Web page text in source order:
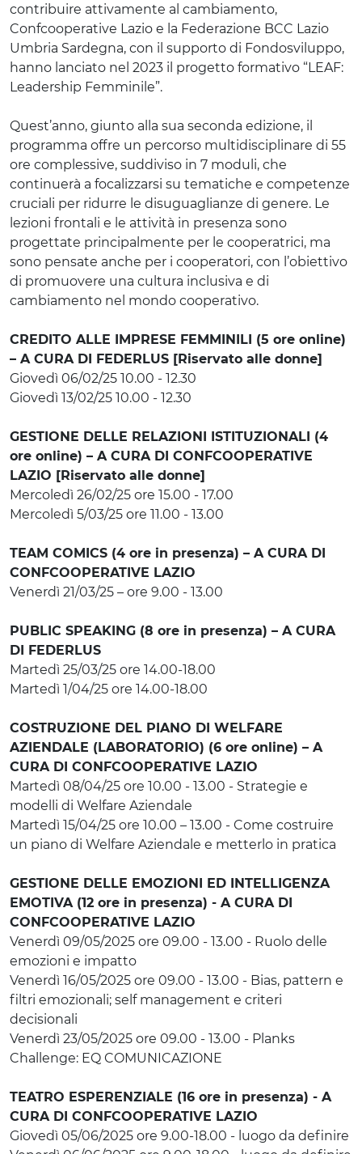
contribuire attivamente al cambiamento,
Confcooperative Lazio e la Federazione BCC Lazio
Umbria Sardegna, con il supporto di Fondosviluppo,
hanno lanciato nel 2023 il progetto formativo “LEAF:
Leadership Femminile”.
Quest’anno, giunto alla sua seconda edizione, il
programma offre un percorso multidisciplinare di 55
ore complessive, suddiviso in 7 moduli, che
continuerà a focalizzarsi su tematiche e competenze
cruciali per ridurre le disuguaglianze di genere. Le
lezioni frontali e le attività in presenza sono
progettate principalmente per le cooperatrici, ma
sono pensate anche per i cooperatori, con l’obiettivo
di promuovere una cultura inclusiva e di
cambiamento nel mondo cooperativo.
CREDITO ALLE IMPRESE FEMMINILI (5 ore online)
– A CURA DI FEDERLUS [Riservato alle donne]
Giovedì 06/02/25 10.00 - 12.30
Giovedì 13/02/25 10.00 - 12.30
GESTIONE DELLE RELAZIONI ISTITUZIONALI (4
ore online) – A CURA DI CONFCOOPERATIVE
LAZIO [Riservato alle donne]
Mercoledì 26/02/25 ore 15.00 - 17.00
Mercoledì 5/03/25 ore 11.00 - 13.00
TEAM COMICS (4 ore in presenza) – A CURA DI
CONFCOOPERATIVE LAZIO
Venerdì 21/03/25 – ore 9.00 - 13.00
PUBLIC SPEAKING (8 ore in presenza) – A CURA
DI FEDERLUS
Martedì 25/03/25 ore 14.00-18.00
Martedì 1/04/25 ore 14.00-18.00
COSTRUZIONE DEL PIANO DI WELFARE
AZIENDALE (LABORATORIO) (6 ore online) – A
CURA DI CONFCOOPERATIVE LAZIO
Martedì 08/04/25 ore 10.00 - 13.00 - Strategie e
modelli di Welfare Aziendale
Martedì 15/04/25 ore 10.00 – 13.00 - Come costruire
un piano di Welfare Aziendale e metterlo in pratica
GESTIONE DELLE EMOZIONI ED INTELLIGENZA
EMOTIVA (12 ore in presenza) - A CURA DI
CONFCOOPERATIVE LAZIO
Venerdì 09/05/2025 ore 09.00 - 13.00 - Ruolo delle
emozioni e impatto
Venerdì 16/05/2025 ore 09.00 - 13.00 - Bias, pattern e
filtri emozionali; self management e criteri
decisionali
Venerdì 23/05/2025 ore 09.00 - 13.00 - Planks
Challenge: EQ COMUNICAZIONE
TEATRO ESPERENZIALE (16 ore in presenza) - A
CURA DI CONFCOOPERATIVE LAZIO
Giovedì 05/06/2025 ore 9.00-18.00 - luogo da definire